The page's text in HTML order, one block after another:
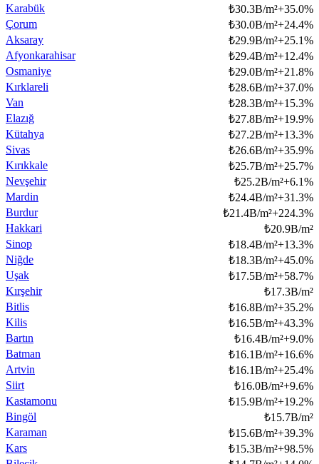
Karabük
₺30.3B/m²+35.0%
Çorum
₺30.0B/m²+24.4%
Aksaray
₺29.9B/m²+25.1%
Afyonkarahisar
₺29.4B/m²+12.4%
Osmaniye
₺29.0B/m²+21.8%
Kırklareli
₺28.6B/m²+37.0%
Van
₺28.3B/m²+15.3%
Elazığ
₺27.8B/m²+19.9%
Kütahya
₺27.2B/m²+13.3%
Sivas
₺26.6B/m²+35.9%
Kırıkkale
₺25.7B/m²+25.7%
Nevşehir
₺25.2B/m²+6.1%
Mardin
₺24.4B/m²+31.3%
Burdur
₺21.4B/m²+224.3%
Hakkari
₺20.9B/m²
Sinop
₺18.4B/m²+13.3%
Niğde
₺18.3B/m²+45.0%
Uşak
₺17.5B/m²+58.7%
Kırşehir
₺17.3B/m²
Bitlis
₺16.8B/m²+35.2%
Kilis
₺16.5B/m²+43.3%
Bartın
₺16.4B/m²+9.0%
Batman
₺16.1B/m²+16.6%
Artvin
₺16.1B/m²+25.4%
Siirt
₺16.0B/m²+9.6%
Kastamonu
₺15.9B/m²+19.2%
Bingöl
₺15.7B/m²
Karaman
₺15.6B/m²+39.3%
Kars
₺15.3B/m²+98.5%